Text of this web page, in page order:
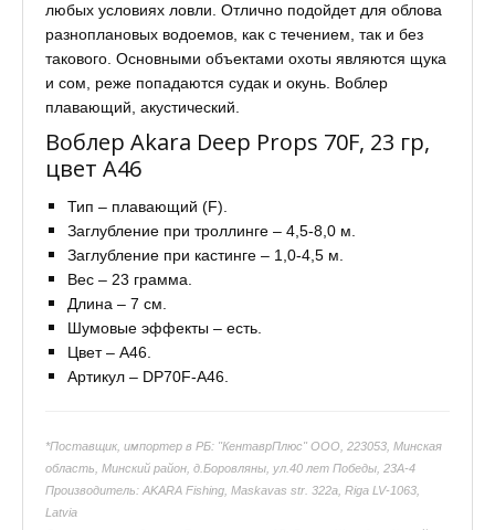
любых условиях ловли. Отлично подойдет для облова
разноплановых водоемов, как с течением, так и без
такового. Основными объектами охоты являются щука
и сом, реже попадаются судак и окунь. Воблер
плавающий, акустический.
Воблер Akara Deep Props 70F, 23 гр,
цвет А46
Тип – плавающий (F).
Заглубление при троллинге – 4,5-8,0 м.
Заглубление при кастинге – 1,0-4,5 м.
Вес – 23 грамма.
Длина – 7 см.
Шумовые эффекты – есть.
Цвет – А46.
Артикул – DP70F-A46.
*Поставщик, импортер в РБ: "КентаврПлюс" ООО, 223053, Минская
область, Минский район, д.Боровляны, ул.40 лет Победы, 23А-4
Производитель: AKARA Fishing, Maskavas str. 322a, Riga LV-1063,
Latvia